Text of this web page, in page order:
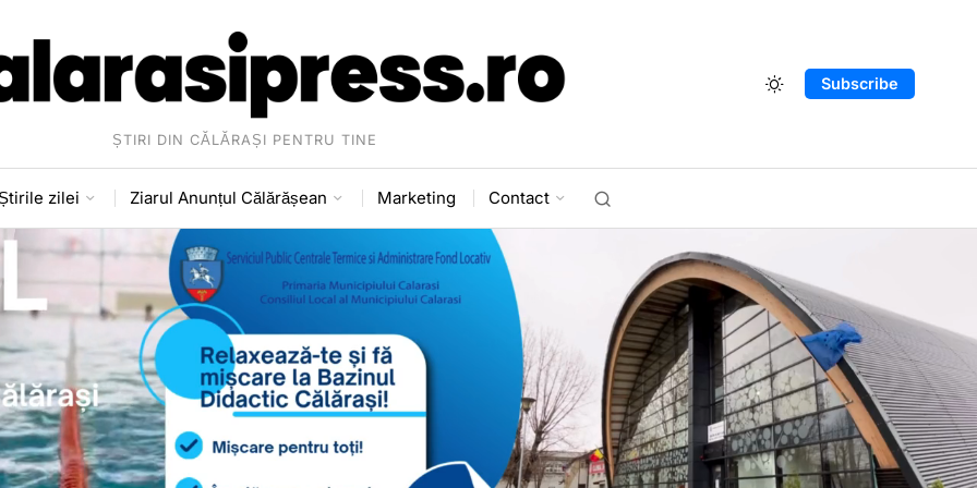
ȘTIRI DIN CĂLĂRAȘI PENTRU TINE
Subscribe
zilei Ziarul Anunțul Călărășean Marketing Contact